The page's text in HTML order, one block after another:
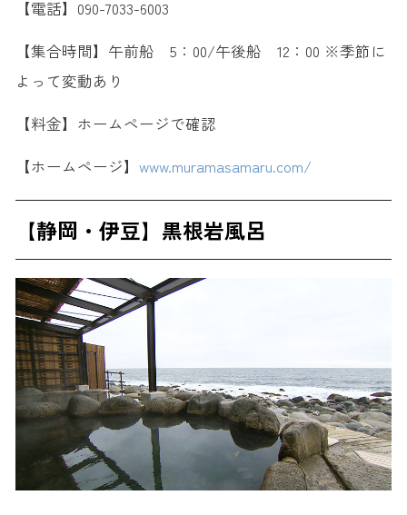
【電話】090-7033-6003
【集合時間】午前船 5：00/午後船 12：00 ※季節に
よって変動あり
【料金】ホームページで確認
【ホームページ】 www.muramasamaru.com/
【静岡・伊豆】黒根岩風呂